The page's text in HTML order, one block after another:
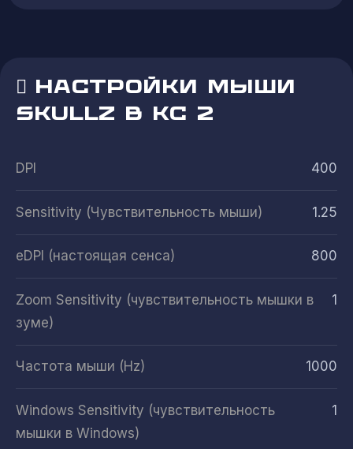
НАСТРОЙКИ МЫШИ
SKULLZ В КС 2
DPI 400
Sensitivity (Чувствительность мыши) 1.25
eDPI (настоящая сенса) 800
Zoom Sensitivity (чувствительность мышки в
зуме)
1
Частота мыши (Hz) 1000
Windows Sensitivity (чувствительность
мышки в Windows)
1